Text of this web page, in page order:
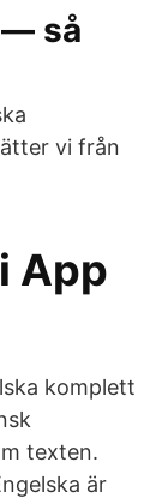
så
vi från
App
komplett
texten.
är